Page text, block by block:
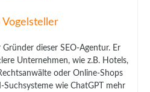
Vogelsteller
dieser SEO-Agentur. Er
Unternehmen, wie z.B. Hotels,
oder Online-Shops
Suchsysteme wie ChatGPT mehr